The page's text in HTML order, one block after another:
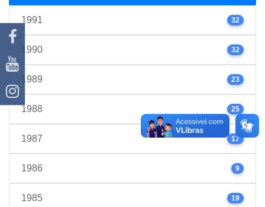
1991 32
1990 32
1989 23
1988 25
1987 17
1986 9
1985 19